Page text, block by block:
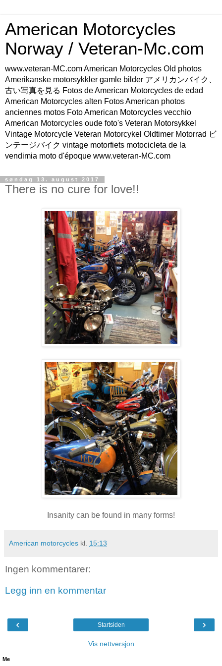
American Motorcycles
Norway / Veteran-Mc.com
www.veteran-MC.com American Motorcycles Old photos
Amerikanske motorsykkler gamle bilder アメリカンバイク、
古い写真を見る Fotos de American Motorcycles de edad
American Motorcycles alten Fotos American photos
anciennes motos Foto American Motorcycles vecchio
American Motorcycles oude foto's Veteran Motorsykkel
Vintage Motorcycle Veteran Motorcykel Oldtimer Motorrad ビ
ンテージバイク vintage motorfiets motocicleta de la
vendimia moto d'époque www.veteran-MC.com
søndag 13. august 2017
There is no cure for love!!
Insanity can be found in many forms!
American motorcycles kl. 15:13
Ingen kommentarer:
Legg inn en kommentar
‹ ›
Startsiden
Vis nettversjon
Me